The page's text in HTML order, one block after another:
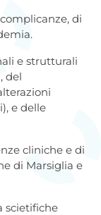
di
e strutturali
del
e delle
cliniche e di
di Marsiglia e
scietifiche